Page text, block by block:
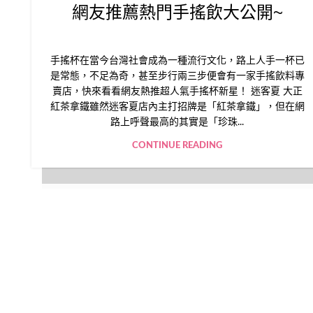
網友推薦熱門手搖飲大公開~
手搖杯在當今台灣社會成為一種流行文化，路上人手一杯已
是常態，不足為奇，甚至步行兩三步便會有一家手搖飲料專
賣店，快來看看網友熱推超人氣手搖杯新星！ 迷客夏 大正
紅茶拿鐵雖然迷客夏店內主打招牌是「紅茶拿鐵」，但在網
路上呼聲最高的其實是「珍珠...
CONTINUE READING